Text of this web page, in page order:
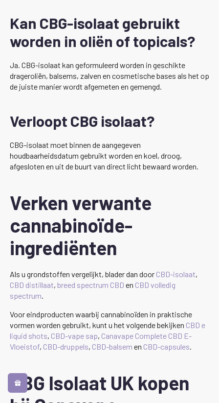
Kan CBG-isolaat gebruikt
worden in oliën of topicals?
Ja. CBG-isolaat kan geformuleerd worden in geschikte
drageroliën, balsems, zalven en cosmetische bases als het op
de juiste manier wordt afgemeten en gemengd.
Verloopt CBG isolaat?
CBG-isolaat moet binnen de aangegeven
houdbaarheidsdatum gebruikt worden en koel, droog,
afgesloten en uit de buurt van direct licht bewaard worden.
Verken verwante
cannabinoïde-
ingrediënten
Als u grondstoffen vergelijkt, blader dan door CBD-isolaat,
CBD distillaat, breed spectrum CBD en CBD volledig
spectrum
Voor eindproducten waarbij cannabinoïden in praktische
vormen worden gebruikt, kunt u het volgende bekijken CBD e
liquid shots, CBD-vape sap, Canavape Complete CBD E-
Vloeistof, CBD-druppels, CBD-balsem en CBD-capsules
CBG Isolaat UK kopen